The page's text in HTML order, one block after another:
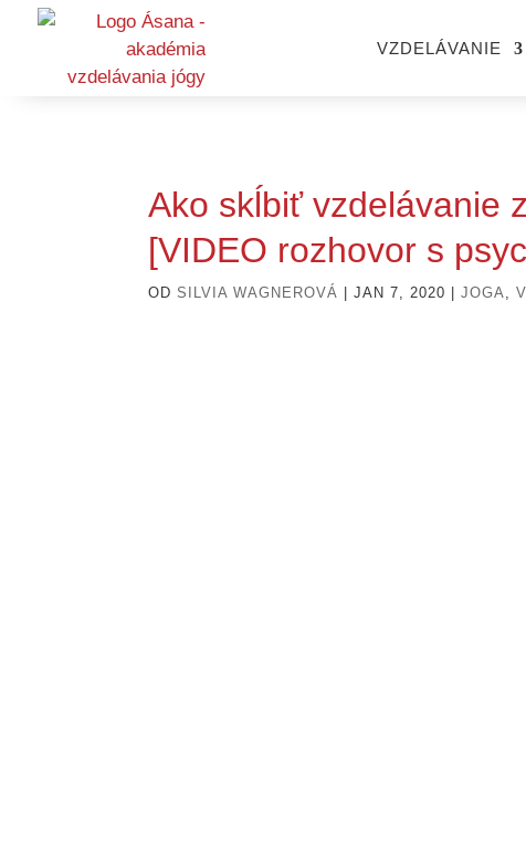
VZDELÁVANIE
Ako skĺbiť vzdelávanie
[VIDEO rozhovor s
ODSILVIA WAGNEROVÁ |JAN 7, 2020 |JOGA,